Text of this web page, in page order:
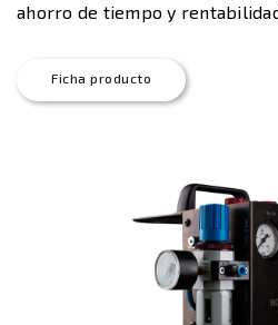
ahorro de tiempo y
Ficha producto